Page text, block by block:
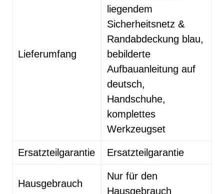
Lieferumfang
liegendem
Sicherheitsnetz &
Randabdeckung blau,
bebilderte
Aufbauanleitung auf
deutsch,
Handschuhe,
komplettes
Werkzeugset
Ersatzteilgarantie Ersatzteilgarantie
Hausgebrauch
Nur für den
Hausgebrauch